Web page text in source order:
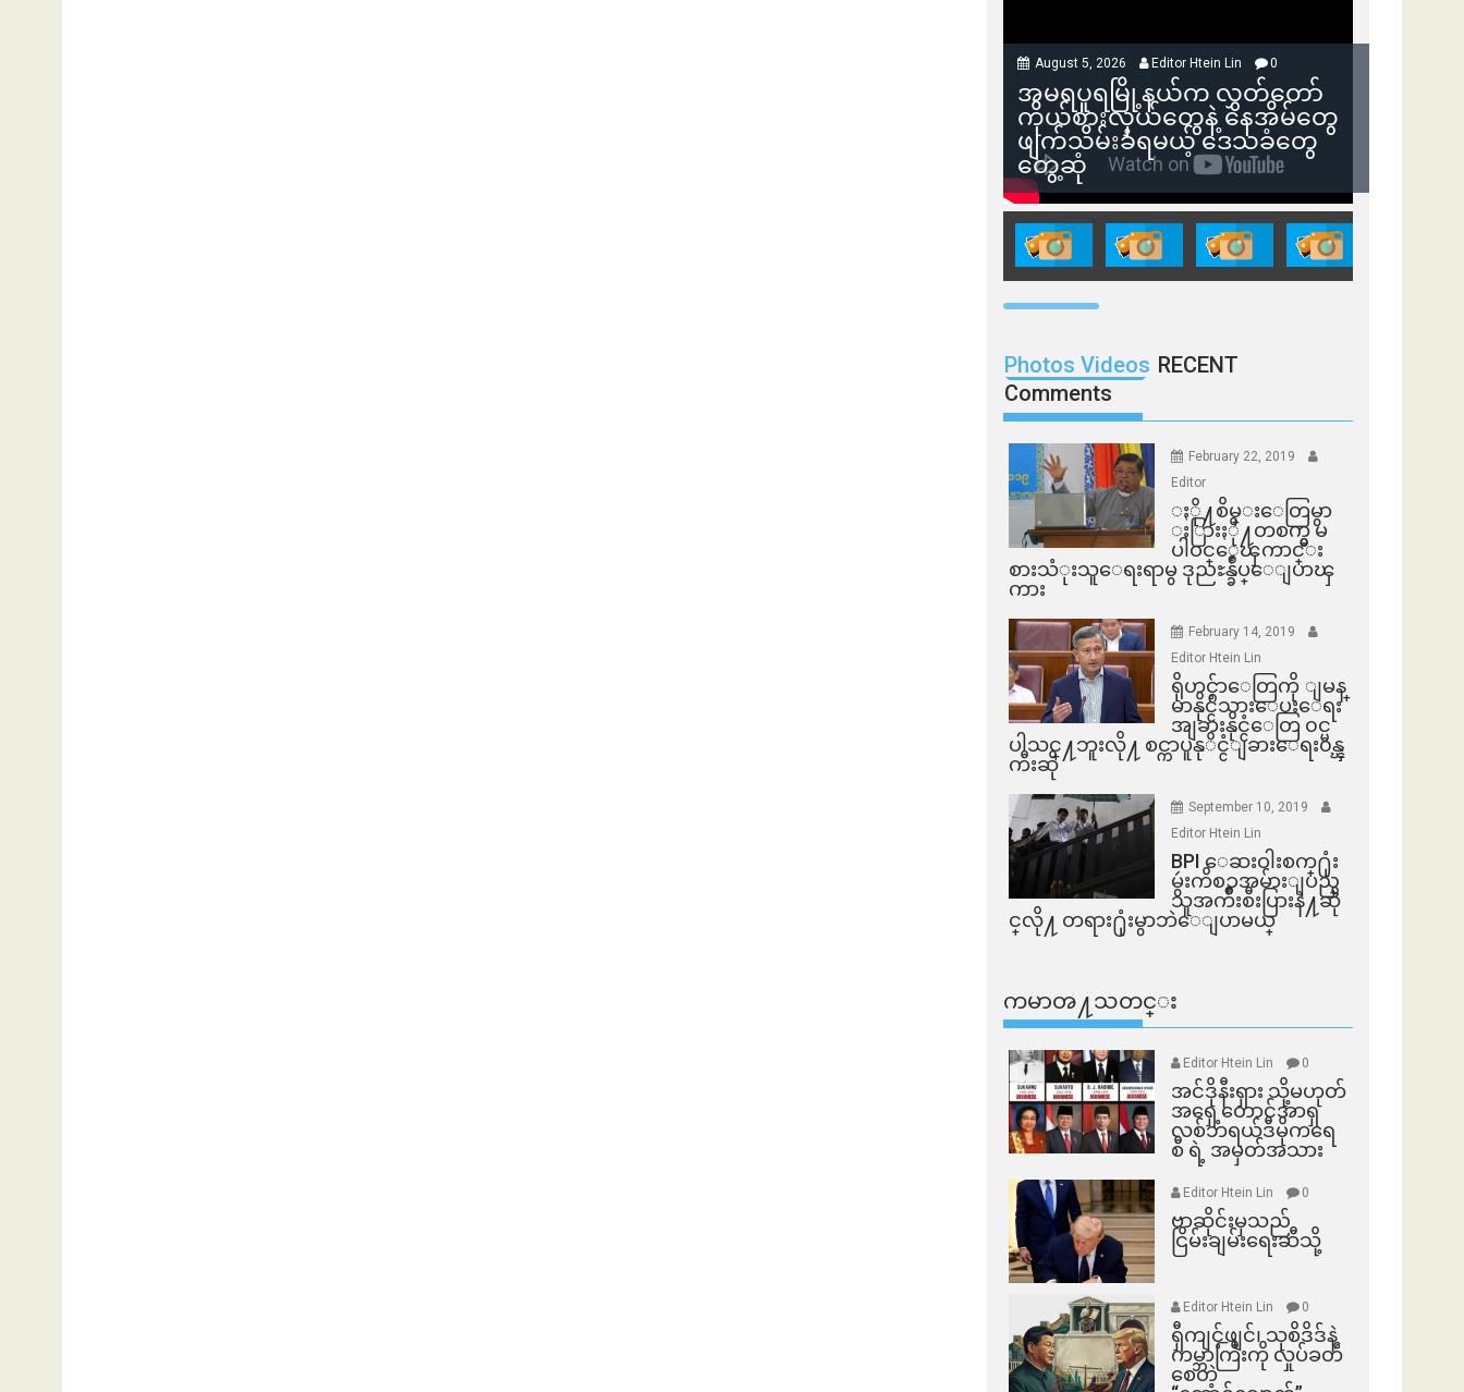
August 5, 2026 Editor Htein Lin 0
အမရပူရမြို့နယ်က လွှတ်တော်
ကိုယ်စားလှယ်တွေနဲ့ နေအိမ်တွေ
ဖျက်သိမ်းခံရမယ့် ဒေသခံတွေ
တွေ့ဆုံ
Photos Videos RECENT
Comments
February 22, 2019
Editor
ႏို႔စိမ္းေတြမွာ
ႏြားႏို႔တစက္မွ မ
ပါဝင္ေၾကာင္း
စားသံုးသူေရးရာမွ ဒုညႊန္ခ်ဳပ္ေျပာၾ
ကား
February 14, 2019
Editor Htein Lin
ရိုဟင္ဂ်ာေတြကို ျမန္
မာနိုင္ငံသားေပးေရး
အျခားနိုင္ငံေတြ ၀င္မ
ပါသင္႔ဘူးလို႔ စင္ကာပူနုိင္ငံျခားေရး၀န္ၾ
ကီးဆို
September 10, 2019
Editor Htein Lin
BPI ​ေဆးဝါးစက္​႐ုံး
မွဴးကိစၥအမ်ားျပည္​
သူအက်ိဳးစီးပြားနဲ႔ဆို
င္​လို႔ တရား႐ုံးမွာဘဲေျပာမယ္​
ကမာၻ႔သတင္း
Editor Htein Lin 0
အင်ဒိုနီးရှား သို့မဟုတ်
အရှေ့တောင်အာရှ
လစ်ဘရယ်ဒီမိုကရေ
စီ ရဲ့ အမှတ်အသား
Editor Htein Lin 0
ဗာဆိုင်းမှသည်
ငြိမ်းချမ်းရေးဆီသို့
Editor Htein Lin 0
ရှီကျင့်ဖျင်၊ သုစိဒိဒ်နဲ့
ကမ္ဘာကြီးကို လှုပ်ခတ်
စေတဲ့